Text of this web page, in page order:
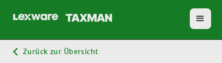
Zurück zur Übersicht